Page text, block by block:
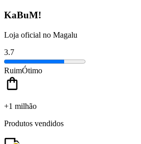
KaBuM!
Loja oficial no Magalu
3.7
RuimÓtimo
+1 milhão
Produtos vendidos